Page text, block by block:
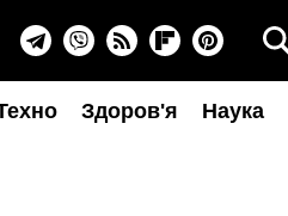
Здоров'я Наука